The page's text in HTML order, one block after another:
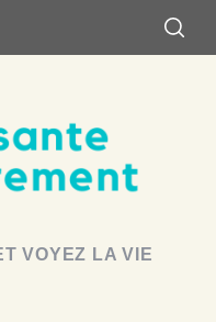
VOYEZ LA VIE